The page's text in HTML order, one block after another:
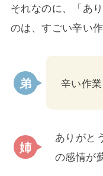
それなのに、「あ
のは、すごい辛い
辛い作
ありがと
の感情が